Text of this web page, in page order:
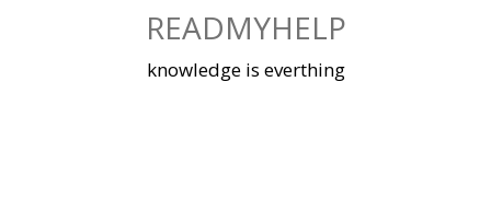
READMYHELP
knowledge is everthing